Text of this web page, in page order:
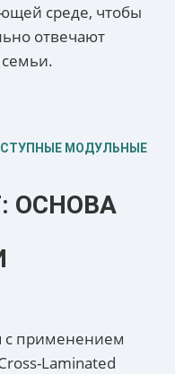
среде, чтобы
отвечают
МОДУЛЬНЫЕ
ОСНОВА
с применением
Laminated